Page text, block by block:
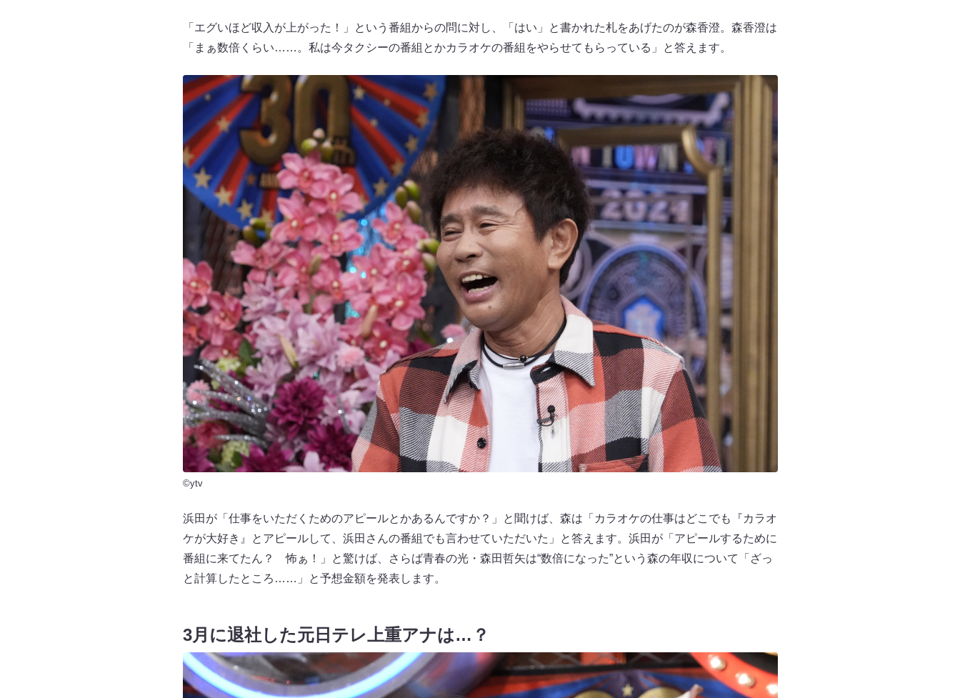
「エグいほど収入が上がった！」という番組からの問に対し、「はい」と書かれた札をあげたのが森香澄。森香澄は
「まぁ数倍くらい……。私は今タクシーの番組とかカラオケの番組をやらせてもらっている」と答えます。
©ytv
浜田が「仕事をいただくためのアピールとかあるんですか？」と聞けば、森は「カラオケの仕事はどこでも『カラオ
ケが大好き』とアピールして、浜田さんの番組でも言わせていただいた」と答えます。浜田が「アピールするために
番組に来てたん？ 怖ぁ！」と驚けば、さらば青春の光・森田哲矢は“数倍になった”という森の年収について「ざっ
と計算したところ……」と予想金額を発表します。
3月に退社した元日テレ上重アナは…？